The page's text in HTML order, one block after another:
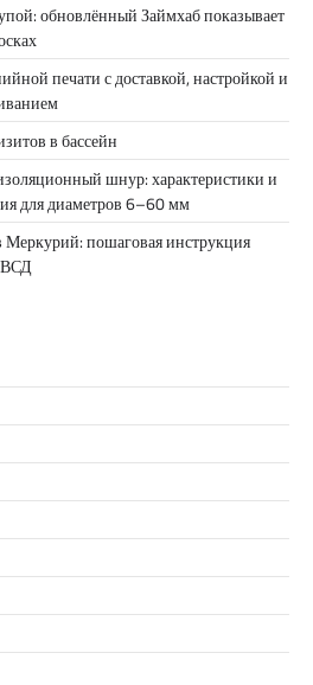
обновлённый Займхаб показывает
печати с доставкой, настройкой и
в бассейн
шнур: характеристики и
для диаметров 6–60 мм
пошаговая инструкция